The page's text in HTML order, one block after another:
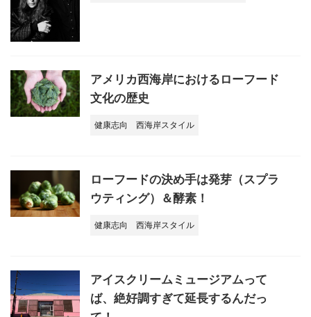
アメリカ西海岸におけるローフード
文化の歴史
健康志向 西海岸スタイル
ローフードの決め手は発芽（スプラ
ウティング）＆酵素！
健康志向 西海岸スタイル
アイスクリームミュージアムって
ば、絶好調すぎて延長するんだっ